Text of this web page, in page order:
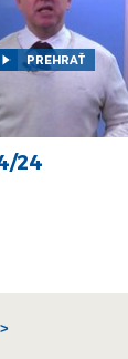
PREHRAŤ
24